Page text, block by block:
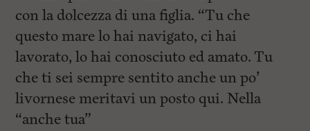
con la dolcezza di una figlia. “Tu che
questo mare lo hai navigato, ci hai
lavorato, lo hai conosciuto ed amato. Tu
che ti sei sempre sentito anche un po’
livornese meritavi un posto qui. Nella
“anche tua”